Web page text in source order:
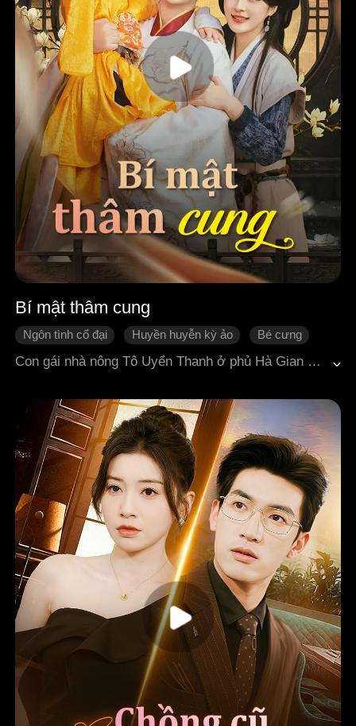
Bí mật thâm cung
Ngôn tình cổ đại Huyền huyễn kỳ ảo
Bé cưng
Gương vỡ lại lành
Hoàng thượng
Con gái nhà nông Tô Uyển Thanh ở phủ Hà Gian vào cung làm phi, sinh cho vị hoàng đế lạnh lùng Tiêu Hoàn hai hoàng tử. Bề ngoài nàng vinh hoa phú quý, nhưng lại cất giấu một bí mật kinh thiên: hai đứa con của nàng vào ban đêm sẽ biến thành những con báo đen con. Vì thế, nàng ngày đêm sống trong lo sợ, dốc hết sức che giấu sự thật giữa chốn hậu cung đầy rẫy nguy cơ. Trong quá trình đó, nàng bị hoàng hậu, Lệ quý phi và các thế lực khác chèn ép, hãm hại, mối quan hệ với hoàng đế Tiêu Hoàn cũng vì muôn vàn hiểu lầm mà khi gần khi xa. Cuối cùng, bí mật của hai đứa trẻ bị phơi bày trước công chúng trong yến tiệc mừng sinh nhật sáu tuổi của thái tử Tiêu Triệt.